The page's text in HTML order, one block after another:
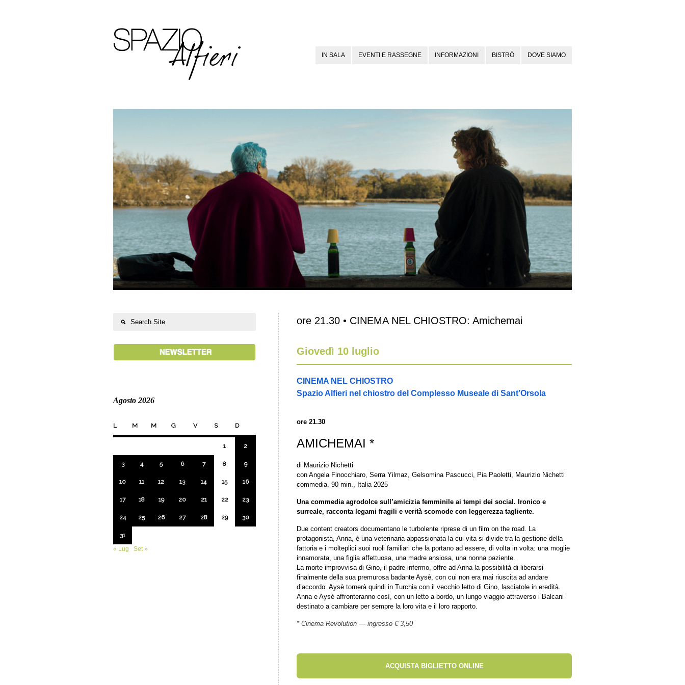
IN SALA EVENTI E RASSEGNE INFORMAZIONI BISTRÒ DOVE SIAMO
ore 21.30 • CINEMA NEL CHIOSTRO: Amichemai
Giovedì 10 luglio
CINEMA NEL CHIOSTRO
Spazio Alfieri nel chiostro del Complesso Museale di Sant’Orsola
ore 21.30
AMICHEMAI *
di Maurizio Nichetti
con Angela Finocchiaro, Serra Yilmaz, Gelsomina Pascucci, Pia Paoletti, Maurizio Nichetti
commedia, 90 min., Italia 2025
Una commedia agrodolce sull’amicizia femminile ai tempi dei social. Ironico e
surreale, racconta legami fragili e verità scomode con leggerezza tagliente.
Due content creators documentano le turbolente riprese di un film on the road. La
protagonista, Anna, è una veterinaria appassionata la cui vita si divide tra la gestione della
fattoria e i molteplici suoi ruoli familiari che la portano ad essere, di volta in volta: una moglie
innamorata, una figlia affettuosa, una madre ansiosa, una nonna paziente.
La morte improvvisa di Gino, il padre infermo, offre ad Anna la possibilità di liberarsi
finalmente della sua premurosa badante Aysè, con cui non era mai riuscita ad andare
d’accordo. Aysè tornerà quindi in Turchia con il vecchio letto di Gino, lasciatole in eredità.
Anna e Aysè affronteranno così, con un letto a bordo, un lungo viaggio attraverso i Balcani
destinato a cambiare per sempre la loro vita e il loro rapporto.
* Cinema Revolution — ingresso € 3,50
ACQUISTA BIGLIETTO ONLINE
Agosto 2026
L M M G V S D
1 2
3 4 5 6 7 8 9
10 11 12 13 14 15 16
17 18 19 20 21 22 23
24 25 26 27 28 29 30
31
« Lug
Set »